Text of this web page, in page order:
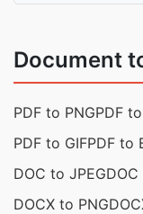
Document
PDF to PNGPDF
PDF to GIFPDF to
DOC to JPEG
DOCX to PNG